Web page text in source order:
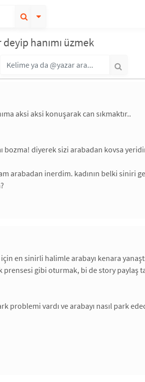
hanımı üzmek
aksi aksi konuşarak can sıkmaktır..
bozma! diyerek sizi arabadan kovsa
arabadan inerdim. kadının belki siniri
en sinirli halimle arabayı kenara
prensesi gibi oturmak, bi de story paylaş
problemi vardı ve arabayı nasıl park